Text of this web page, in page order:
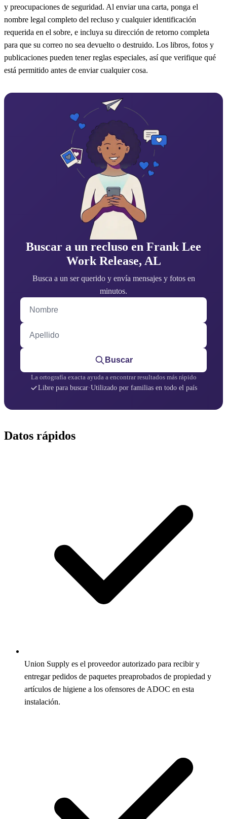
y preocupaciones de seguridad. Al enviar una carta, ponga el
nombre legal completo del recluso y cualquier identificación
requerida en el sobre, e incluya su dirección de retorno completa
para que su correo no sea devuelto o destruido. Los libros, fotos y
publicaciones pueden tener reglas especiales, así que verifique qué
está permitido antes de enviar cualquier cosa.
Buscar a un recluso en Frank Lee
Work Release, AL
Busca a un ser querido y envía mensajes y fotos en
minutos.
Nombre
Apellido
Buscar
La ortografía exacta ayuda a encontrar resultados más rápido
Libre para buscar·Utilizado por familias en todo el país
Datos rápidos
Union Supply es el proveedor autorizado para recibir y
entregar pedidos de paquetes preaprobados de propiedad y
artículos de higiene a los ofensores de ADOC en esta
instalación.